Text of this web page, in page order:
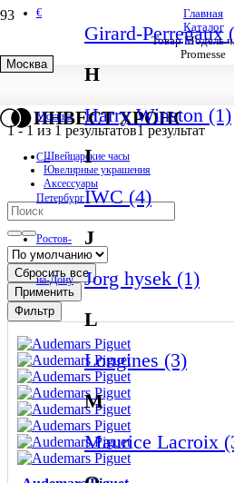
€
Москва
Москва
С.-
Петербург
Ростов-
на-Дону
Girard-Perregaux
H
Harry Winston (1)
I
IWC (4)
J
Jorg hysek (1)
L
Longines (3)
M
Maurice Lacroix
ИНВЕСТ ХРОНО
Главная
Каталог
Товар Модель
Promesse
1-1 из 1 результатов1 результат
Швейцарские часы
Ювелирные украшения
Аксессуары
Сбросить все
Применить
Фильтр